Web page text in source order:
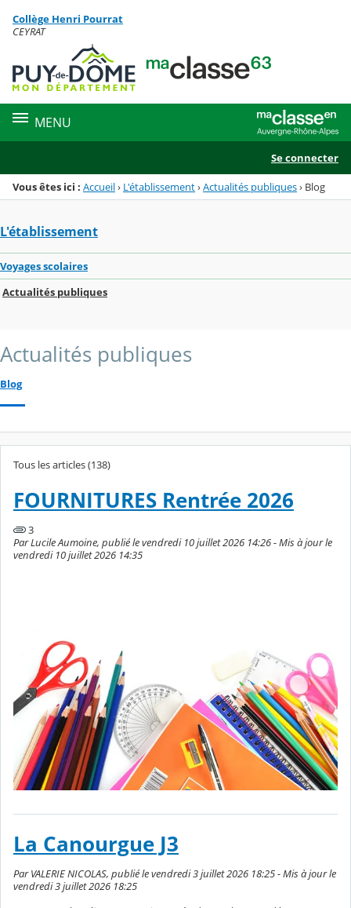
Menu de la rubrique
Contenu
Collège Henri Pourrat
CEYRAT
MENU
Se connecter
Vous êtes ici : Accueil› L'établissement›Actualités publiques› Blog
L'établissement
Voyages scolaires
Actualités publiques
Actualités publiques
Blog
Tous les articles (138)
FOURNITURES Rentrée 2026
3
Par Lucile Aumoine, publié le vendredi 10 juillet 2026 14:26 - Mis à jour le
vendredi 10 juillet 2026 14:35
La Canourgue J3
Par VALERIE NICOLAS, publié le vendredi 3 juillet 2026 18:25 - Mis à jour le
vendredi 3 juillet 2026 18:25